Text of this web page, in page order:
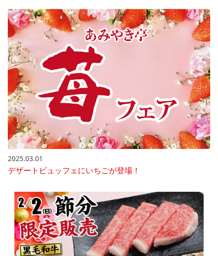
2025.03.01
デザートビュッフェにいちごが登場！